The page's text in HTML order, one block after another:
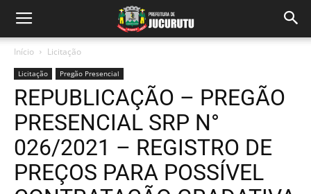
Início Licitação
Licitação Pregão Presencial
REPUBLICAÇÃO – PREGÃO
PRESENCIAL SRP N°
026/2021 – REGISTRO DE
PREÇOS PARA POSSÍVEL